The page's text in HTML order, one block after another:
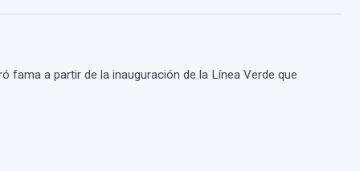
fama a partir de la inauguración de la Línea Verde que